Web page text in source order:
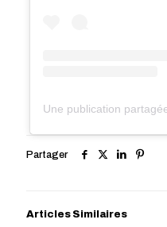
Partager
Articles Similaires